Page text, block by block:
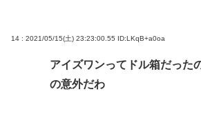
14 : 2021/05/15(土) 23:23:00.55 ID:LKqB+a0oa
アイズワンってドル箱だった
の意外だわ